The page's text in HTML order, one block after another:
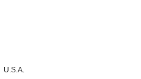
U.S.A.